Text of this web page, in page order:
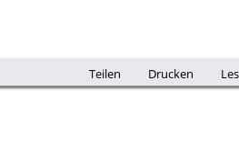
Teilen Drucken